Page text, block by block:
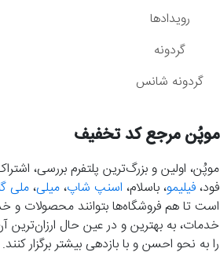
رویدادها
گردونه
گردونه شانس
موپُن مرجع کد تخفیف
موپُن، اولین و بزرگ‌ترین پلتفرم بررسی،
فود، فیلیمو، باسلام، اسنپ شاپ، میلی، ملی
است تا هم فروشگاه‌ها بتوانند محصولات و
خدمات، به بهترین و در عین حال ارزان‌ترین
را به نحو احسن و با بازدهی بیشتر برگزار کنند.